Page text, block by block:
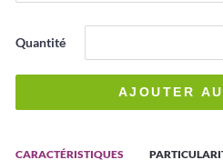
CARACTÉRISTIQUES
Quantité